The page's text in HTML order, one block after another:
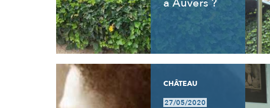
à Auvers ?
CHÂTEAU
27/05/2020